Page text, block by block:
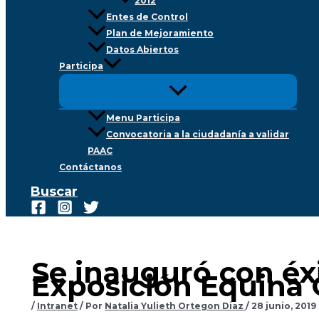
Entes de Control
Plan de Mejoramiento
Datos Abiertos
Participa
Menu Participa
Convocatoria a la ciudadanía a validar
PAAC
Contáctanos
Buscar
Se inauguró con
Exposición Equina
/ Intranet / Por Natalia Yulieth Ortegon Diaz / 28 junio, 2019